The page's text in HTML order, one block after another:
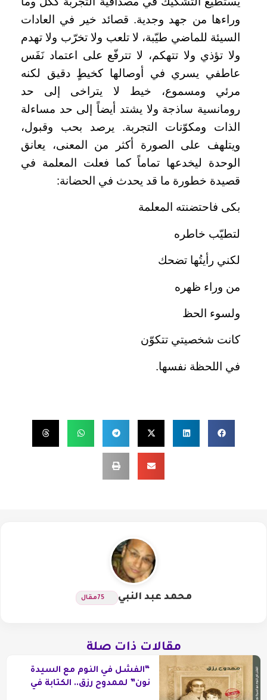
وراءها من جهد وجدية. قصائد خير في العادات
السيئة للماضي طيّبة، لا تلعب ولا تخرّب ولا تهدم
ولا تؤذي ولا تتهكم، لا تترفّع على اعتماد نَفَس
عاطفي يسري في أوصالها كخيطٍ دقيق لكنه
مرئي ومسموع، خيط لا يتراخى إلى حد
رومانسية ساذجة ولا يشتد أيضاً إلى حد مساءلة
الذات ومكوّنات التجربة. يرصد بحب وقبول،
ويتلهف على الصورة أكثر من المعنى، يعانق
الوحدة ليخدعها تماماً كما فعلت المعلمة في
قصيدة خطورة ما قد يحدث في الحضانة:
بكى فاحتضنته المعلمة
لتطيّب خاطره
لكني رأيتُها تضحك
من وراء ظهره
ولسوء الحظ
كانت شخصيتي تتكوّن
في اللحظة نفسها.
محمد عبد النبي 75مقال
مقالات ذات صلة
“الفشل في النوم مع السيدة
نون” لممدوح رزق.. الكتابة في